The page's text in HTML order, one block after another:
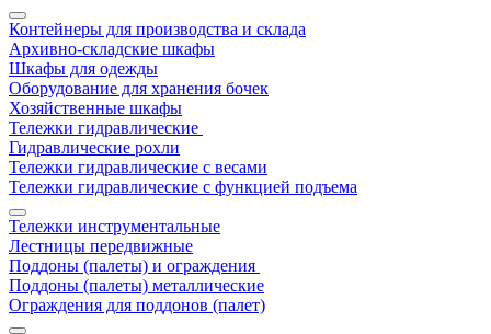
Контейнеры для производства и склада
Архивно-складские шкафы
Шкафы для одежды
Оборудование для хранения бочек
Хозяйственные шкафы
Тележки гидравлические
Гидравлические рохли
Тележки гидравлические с весами
Тележки гидравлические с функцией подъема
Тележки инструментальные
Лестницы передвижные
Поддоны (палеты) и ограждения
Поддоны (палеты) металлические
Ограждения для поддонов (палет)